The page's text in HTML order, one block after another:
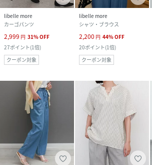
libelle more
カーゴパンツ
2,999 円 31%OFF
27ポイント(1倍)
クーポン対象
libelle more
シャツ・ブラウス
2,200 円 44%OFF
20ポイント(1倍)
クーポン対象